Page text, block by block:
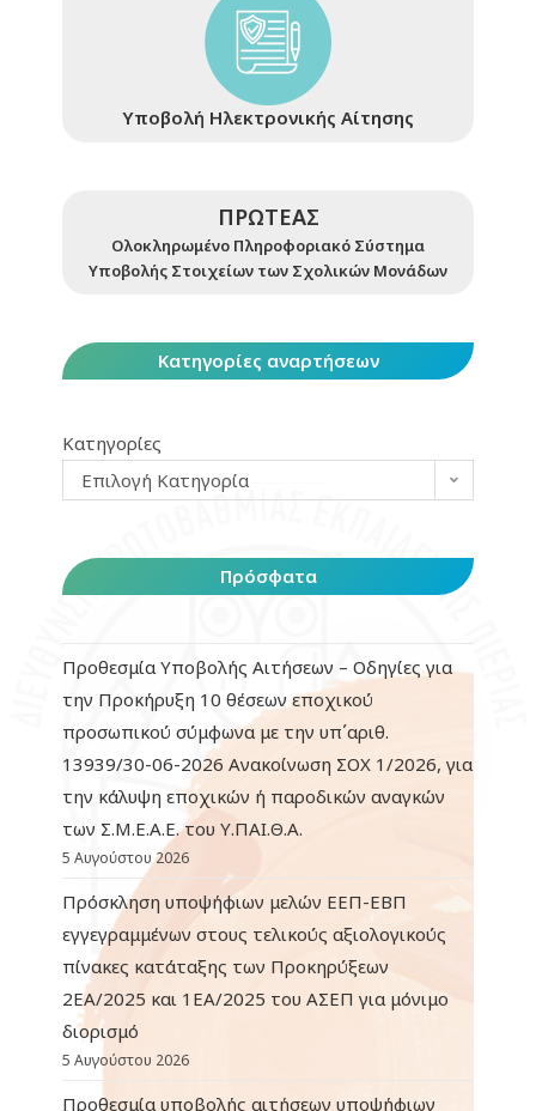
Υποβολή Ηλεκτρονικής Αίτησης
ΠΡΩΤΕΑΣ
Ολοκληρωμένο Πληροφοριακό Σύστημα
Υποβολής Στοιχείων των Σχολικών Μονάδων
Κατηγορίες αναρτήσεων
Κατηγορίες
Επιλογή Κατηγορία
Πρόσφατα
Προθεσμία Υποβολής Αιτήσεων – Οδηγίες για
την Προκήρυξη 10 θέσεων εποχικού
προσωπικού σύμφωνα με την υπ΄αριθ.
13939/30-06-2026 Ανακοίνωση ΣΟΧ 1/2026, για
την κάλυψη εποχικών ή παροδικών αναγκών
των Σ.Μ.Ε.Α.Ε. του Υ.ΠΑΙ.Θ.Α.
5 Αυγούστου 2026
Πρόσκληση υποψήφιων μελών ΕΕΠ-ΕΒΠ
εγγεγραμμένων στους τελικούς αξιολογικούς
πίνακες κατάταξης των Προκηρύξεων
2ΕΑ/2025 και 1ΕΑ/2025 του ΑΣΕΠ για μόνιμο
διορισμό
5 Αυγούστου 2026
Προθεσμία υποβολής αιτήσεων υποψήφιων